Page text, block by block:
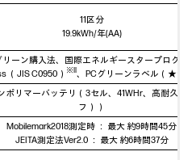
11区分
19.9kWh/年(AA)
ーン購入法、国際エネルギースタープログラム
（JIS C0950） ※II、PCグリーンラベル（
ポリマーバッテリ（3セル、41WHr、高耐久性
フ））
Mobilemark2018測定時 ： 最大 約9時間45分
JEITA測定法Ver2.0 ： 最大 約6時間37分